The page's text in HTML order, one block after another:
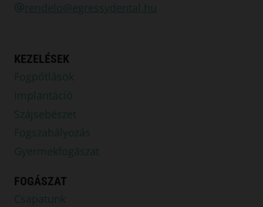
rendelo@egressydental.hu
KEZELÉSEK
Fogpótlások
Implantáció
Szájsebészet
Fogszabályozás
Gyermekfogászat
FOGÁSZAT
Csapatunk